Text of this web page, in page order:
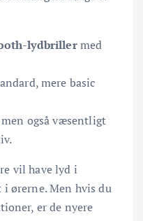
lydbrillermed
mere basic
også væsentligt
vil have lyd i
ørerne. Men hvis du
er de nyere